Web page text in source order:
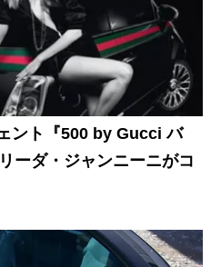
ント『500 by Gucci バ
ーダ・ジャンニーニがコ